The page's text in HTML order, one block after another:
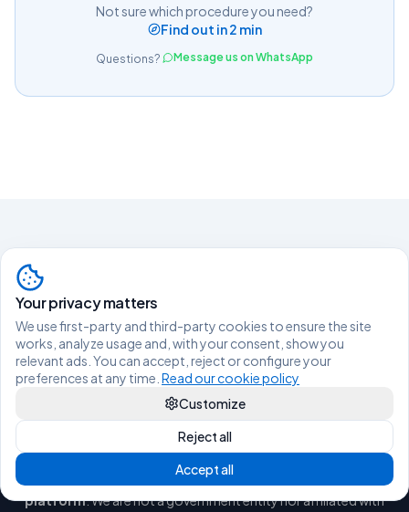
Not sure which procedure you need?
Find out in 2 min
Questions? Message us on WhatsApp
Living legally in Spain shouldn't be
TALK TO AN ADVISOR ON WHATSAPP
vive.legal is aprivate online immigration management
platform. We are not a government entity nor affiliated with
Your privacy matters
We use first-party and third-party cookies to ensure the site
works, analyze usage and, with your consent, show you
relevant ads. You can accept, reject or configure your
preferences at any time. Read our cookie policy
Customize
Reject all
Accept all